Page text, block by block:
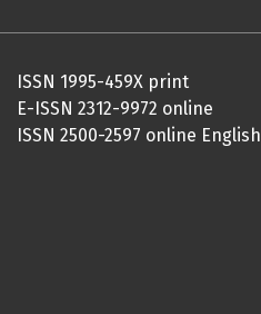
ISSN 1995-459X print
E-ISSN 2312-9972 online
ISSN 2500-2597 online English